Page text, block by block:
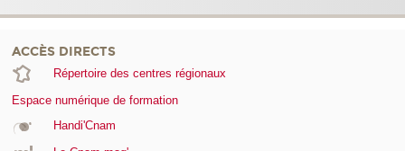
ACCÈS DIRECTS
Répertoire des centres régionaux
Espace numérique de formation
Handi'Cnam